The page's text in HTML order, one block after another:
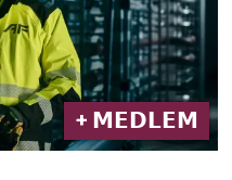
+ 𝗠𝗘𝗗𝗟𝗘𝗠